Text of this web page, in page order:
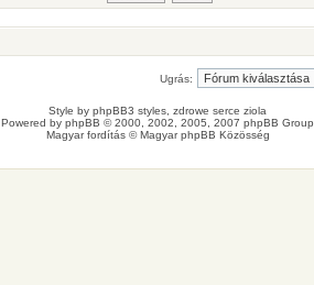
Ugrás:
Style by phpBB3 styles , zdrowe serce ziola
Powered by phpBB © 2000, 2002, 2005, 2007 phpBB Group
Magyar fordítás ©Magyar phpBB Közösség